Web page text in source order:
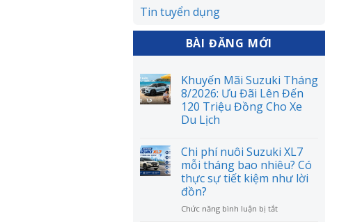
Tin tuyển dụng
BÀI ĐĂNG MỚI
Khuyến Mãi Suzuki Tháng
8/2026: Ưu Đãi Lên Đến
120 Triệu Đồng Cho Xe
Du Lịch
Chi phí nuôi Suzuki XL7
mỗi tháng bao nhiêu? Có
thực sự tiết kiệm như lời
đồn?
Chức năng bình luận bị tắtở